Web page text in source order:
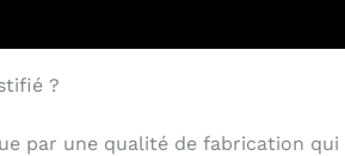
?
par une qualité de fabrication